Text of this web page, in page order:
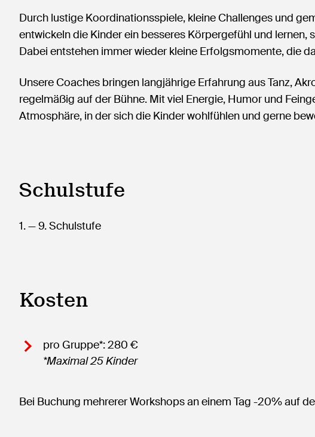
Durch lustige Koordinationsspiele, kleine Challenges und
entwickeln die Kinder ein besseres Körpergefühl und lernen,
Dabei entstehen immer wieder kleine Erfolgsmomente, die
Unsere Coaches bringen langjährige Erfahrung aus Tanz,
regelmäßig auf der Bühne. Mit viel Energie, Humor und
Atmosphäre, in der sich die Kinder wohlfühlen und gerne
Schulstufe
1.— 9.Schulstufe
Kosten
pro Gruppe*: 280 €
*Maximal 25 Kinder
Bei Buchung mehrerer Workshops an einem Tag -20% auf